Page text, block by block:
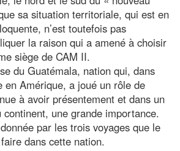
sa situation territoriale, qui est en
n’est toutefois pas
la raison qui a amené à choisir
siège de CAM II.
du Guatémala, nation qui, dans
en Amérique, a joué un rôle de
à avoir présentement et dans un
une grande importance.
par les trois voyages que le
dans cette nation.